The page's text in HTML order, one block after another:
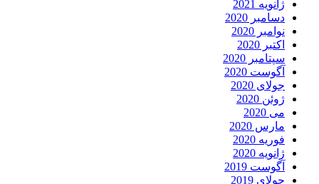
ژانویه 2021
دسامبر 2020
نوامبر 2020
اکتبر 2020
سپتامبر 2020
آگوست 2020
جولای 2020
ژوئن 2020
می 2020
مارس 2020
فوریه 2020
ژانویه 2020
آگوست 2019
جولای 2019